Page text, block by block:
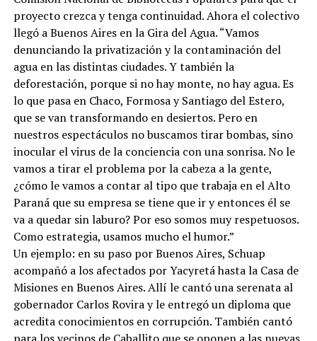
proyecto crezca y tenga continuidad. Ahora el colectivo
llegó a Buenos Aires en la Gira del Agua. “Vamos
denunciando la privatización y la contaminación del
agua en las distintas ciudades. Y también la
deforestación, porque si no hay monte, no hay agua. Es
lo que pasa en Chaco, Formosa y Santiago del Estero,
que se van transformando en desiertos. Pero en
nuestros espectáculos no buscamos tirar bombas, sino
inocular el virus de la conciencia con una sonrisa. No le
vamos a tirar el problema por la cabeza a la gente,
¿cómo le vamos a contar al tipo que trabaja en el Alto
Paraná que su empresa se tiene que ir y entonces él se
va a quedar sin laburo? Por eso somos muy respetuosos.
Como estrategia, usamos mucho el humor.”
Un ejemplo: en su paso por Buenos Aires, Schuap
acompañó a los afectados por Yacyretá hasta la Casa de
Misiones en Buenos Aires. Allí le cantó una serenata al
gobernador Carlos Rovira y le entregó un diploma que
acredita conocimientos en corrupción. También cantó